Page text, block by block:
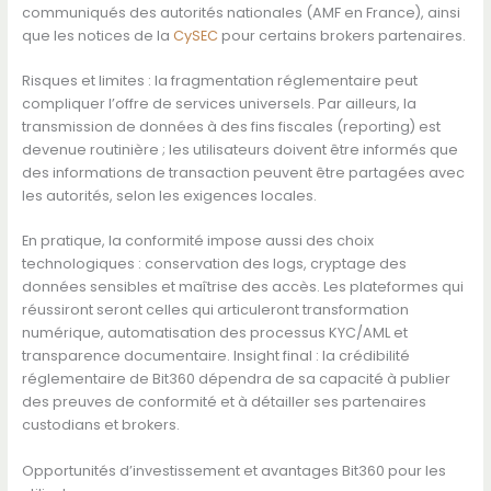
communiqués des autorités nationales (AMF en France), ainsi
que les notices de la CySEC pour certains brokers partenaires.
Risques et limites : la fragmentation réglementaire peut
compliquer l’offre de services universels. Par ailleurs, la
transmission de données à des fins fiscales (reporting) est
devenue routinière ; les utilisateurs doivent être informés que
des informations de transaction peuvent être partagées avec
les autorités, selon les exigences locales.
En pratique, la conformité impose aussi des choix
technologiques : conservation des logs, cryptage des
données sensibles et maîtrise des accès. Les plateformes qui
réussiront seront celles qui articuleront transformation
numérique, automatisation des processus KYC/AML et
transparence documentaire. Insight final : la crédibilité
réglementaire de Bit360 dépendra de sa capacité à publier
des preuves de conformité et à détailler ses partenaires
custodians et brokers.
Opportunités d’investissement et avantages Bit360 pour les